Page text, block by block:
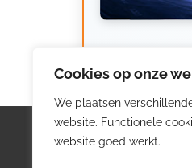
Cookies op onze
We plaatsen
website. Functionele
website goed werkt.
Logistiek.be